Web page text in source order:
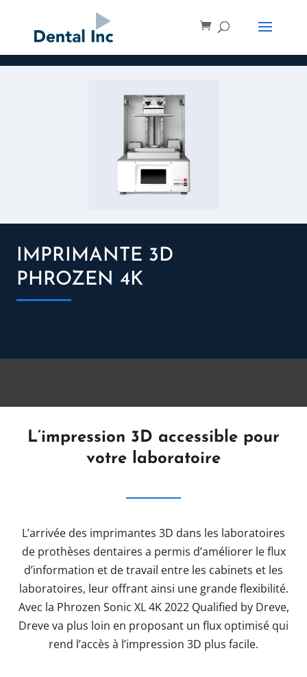
IMPRIMANTE 3D
PHROZEN 4K
L’impression 3D accessible pour
votre laboratoire
L’arrivée des imprimantes 3D dans les laboratoires
de prothèses dentaires a permis d’améliorer le flux
d’information et de travail entre les cabinets et les
laboratoires, leur offrant ainsi une grande flexibilité.
Avec la Phrozen Sonic XL 4K 2022 Qualified by Dreve,
Dreve va plus loin en proposant un flux optimisé qui
rend l’accès à l’impression 3D plus facile.